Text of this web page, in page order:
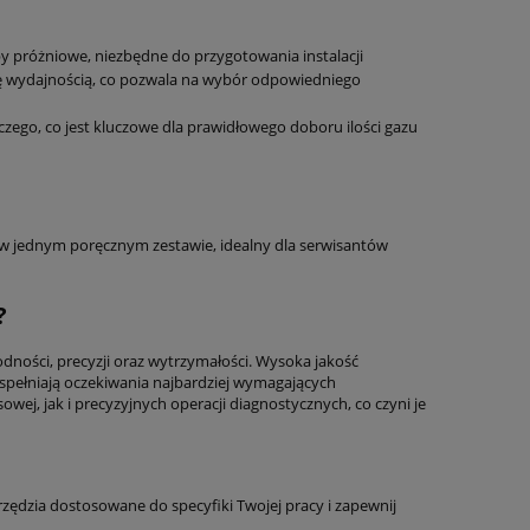
próżniowe, niezbędne do przygotowania instalacji
wydajnością, co pozwala na wybór odpowiedniego
co jest kluczowe dla prawidłowego doboru ilości gazu
jednym poręcznym zestawie, idealny dla serwisantów
precyzji oraz wytrzymałości. Wysoka jakość
oczekiwania najbardziej wymagających
jak i precyzyjnych operacji diagnostycznych, co czyni je
dostosowane do specyfiki Twojej pracy i zapewnij